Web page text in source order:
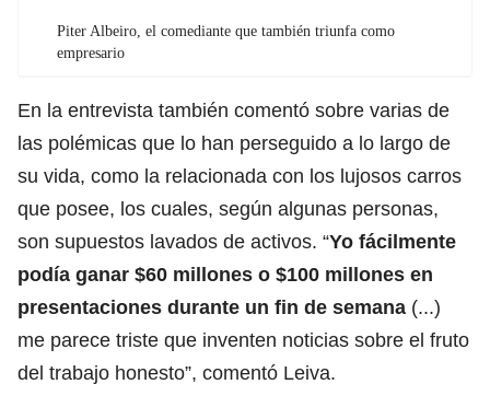
Piter Albeiro, el comediante que también triunfa como
empresario
En la entrevista también comentó sobre varias de
las polémicas que lo han perseguido a lo largo de
su vida, como la relacionada con los lujosos carros
que posee, los cuales, según algunas personas,
son supuestos lavados de activos. “Yo fácilmente
podía ganar $60 millones o $100 millones en
presentaciones durante un fin de semana (...)
me parece triste que inventen noticias sobre el fruto
del trabajo honesto”, comentó Leiva.